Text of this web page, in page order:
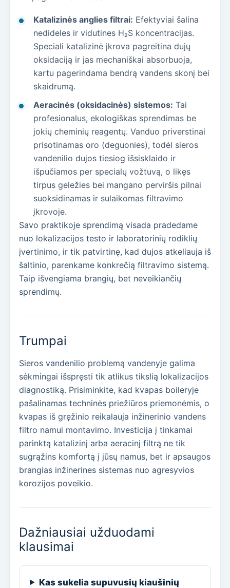
Katalizinės anglies filtrai: Efektyviai šalina
nedideles ir vidutines H₂S koncentracijas.
Speciali katalizinė įkrova pagreitina dujų
oksidaciją ir jas mechaniškai absorbuoja,
kartu pagerindama bendrą vandens skonį bei
skaidrumą.
Aeracinės (oksidacinės) sistemos: Tai
profesionalus, ekologiškas sprendimas be
jokių cheminių reagentų. Vanduo priverstinai
prisotinamas oro (deguonies), todėl sieros
vandenilio dujos tiesiog išsisklaido ir
išpučiamos per specialų vožtuvą, o likęs
tirpus geležies bei mangano perviršis pilnai
suoksidinamas ir sulaikomas filtravimo
įkrovoje.
Savo praktikoje sprendimą visada pradedame
nuo lokalizacijos testo ir laboratorinių rodiklių
įvertinimo, ir tik patvirtinę, kad dujos atkeliauja iš
šaltinio, parenkame konkrečią filtravimo sistemą.
Taip išvengiama brangių, bet neveikiančių
sprendimų.
Trumpai
Sieros vandenilio problemą vandenyje galima
sėkmingai išspręsti tik atlikus tikslią lokalizacijos
diagnostiką. Prisiminkite, kad kvapas boileryje
pašalinamas techninės priežiūros priemonėmis, o
kvapas iš gręžinio reikalauja inžinerinio vandens
filtro namui montavimo. Investicija į tinkamai
parinktą katalizinį arba aeracinį filtrą ne tik
sugrąžins komfortą į jūsų namus, bet ir apsaugos
brangias inžinerines sistemas nuo agresyvios
korozijos poveikio.
Dažniausiai užduodami
klausimai
Kas sukelia supuvusių kiaušinių